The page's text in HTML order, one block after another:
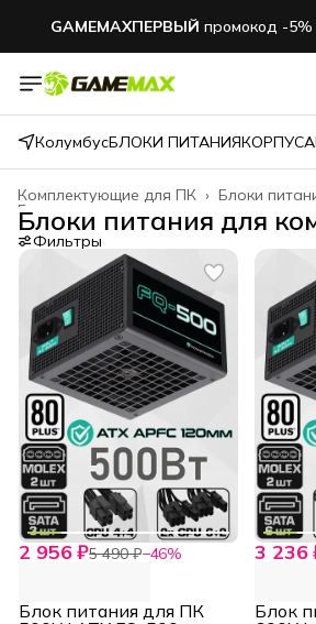
GAMEMAXПЕРВЫЙ промокод -5%
КолумбусБЛОКИ ПИТАНИЯКОРПУСА
Блоки
Комплектующие для ПК ›
Главная
Блоки питания для
Фильтры
2 956 ₽5 490 ₽−46%
Блок питания для ПК
3 236
Блок